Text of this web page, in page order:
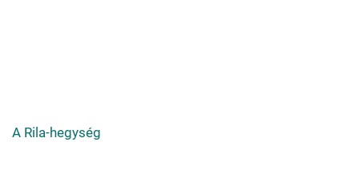
A Rila-hegység